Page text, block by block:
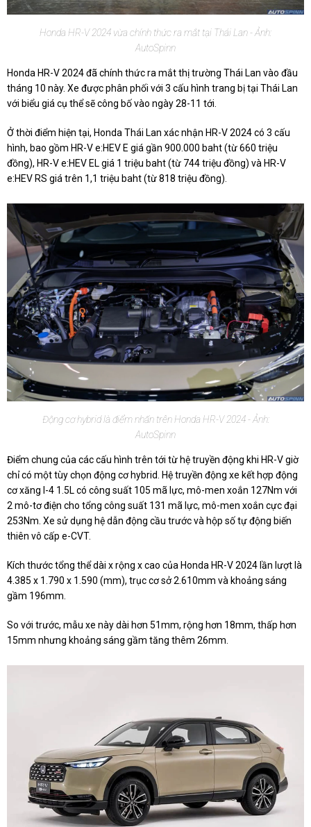
Honda HR-V 2024 vừa chính thức ra mắt tại Thái Lan - Ảnh:
AutoSpinn
Honda HR-V 2024 đã chính thức ra mắt thị trường Thái Lan vào đầu
tháng 10 này. Xe được phân phối với 3 cấu hình trang bị tại Thái Lan
với biểu giá cụ thể sẽ công bố vào ngày 28-11 tới.
Ở thời điểm hiện tại, Honda Thái Lan xác nhận HR-V 2024 có 3 cấu
hình, bao gồm HR-V e:HEV E giá gần 900.000 baht (từ 660 triệu
đồng), HR-V e:HEV EL giá 1 triệu baht (từ 744 triệu đồng) và HR-V
e:HEV RS giá trên 1,1 triệu baht (từ 818 triệu đồng).
Động cơ hybrid là điểm nhấn trên Honda HR-V 2024 - Ảnh:
AutoSpinn
Điểm chung của các cấu hình trên tới từ hệ truyền động khi HR-V giờ
chỉ có một tùy chọn động cơ hybrid. Hệ truyền động xe kết hợp động
cơ xăng I-4 1.5L có công suất 105 mã lực, mô-men xoắn 127Nm với
2 mô-tơ điện cho tổng công suất 131 mã lực, mô-men xoắn cực đại
253Nm. Xe sử dụng hệ dẫn động cầu trước và hộp số tự động biến
thiên vô cấp e-CVT.
Kích thước tổng thể dài x rộng x cao của Honda HR-V 2024 lần lượt là
4.385 x 1.790 x 1.590 (mm), trục cơ sở 2.610mm và khoảng sáng
gầm 196mm.
So với trước, mẫu xe này dài hơn 51mm, rộng hơn 18mm, thấp hơn
15mm nhưng khoảng sáng gầm tăng thêm 26mm.